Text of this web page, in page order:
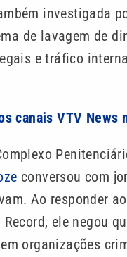
investigada
de lavagem de
e tráfico
canais VTV News
conversou com
Ao responder
ele negou
organizações